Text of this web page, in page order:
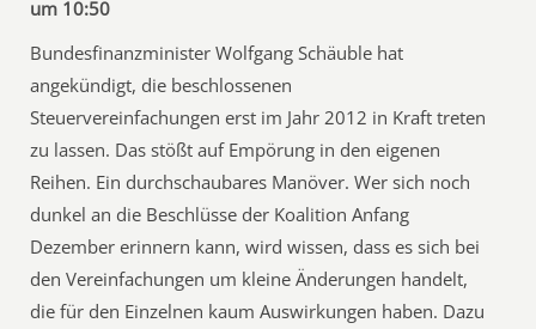
um 10:50
Bundesfinanzminister Wolfgang Schäuble hat
angekündigt, die beschlossenen
Steuervereinfachungen erst im Jahr 2012 in Kraft treten
zu lassen. Das stößt auf Empörung in den eigenen
Reihen. Ein durchschaubares Manöver. Wer sich noch
dunkel an die Beschlüsse der Koalition Anfang
Dezember erinnern kann, wird wissen, dass es sich bei
den Vereinfachungen um kleine Änderungen handelt,
die für den Einzelnen kaum Auswirkungen haben. Dazu